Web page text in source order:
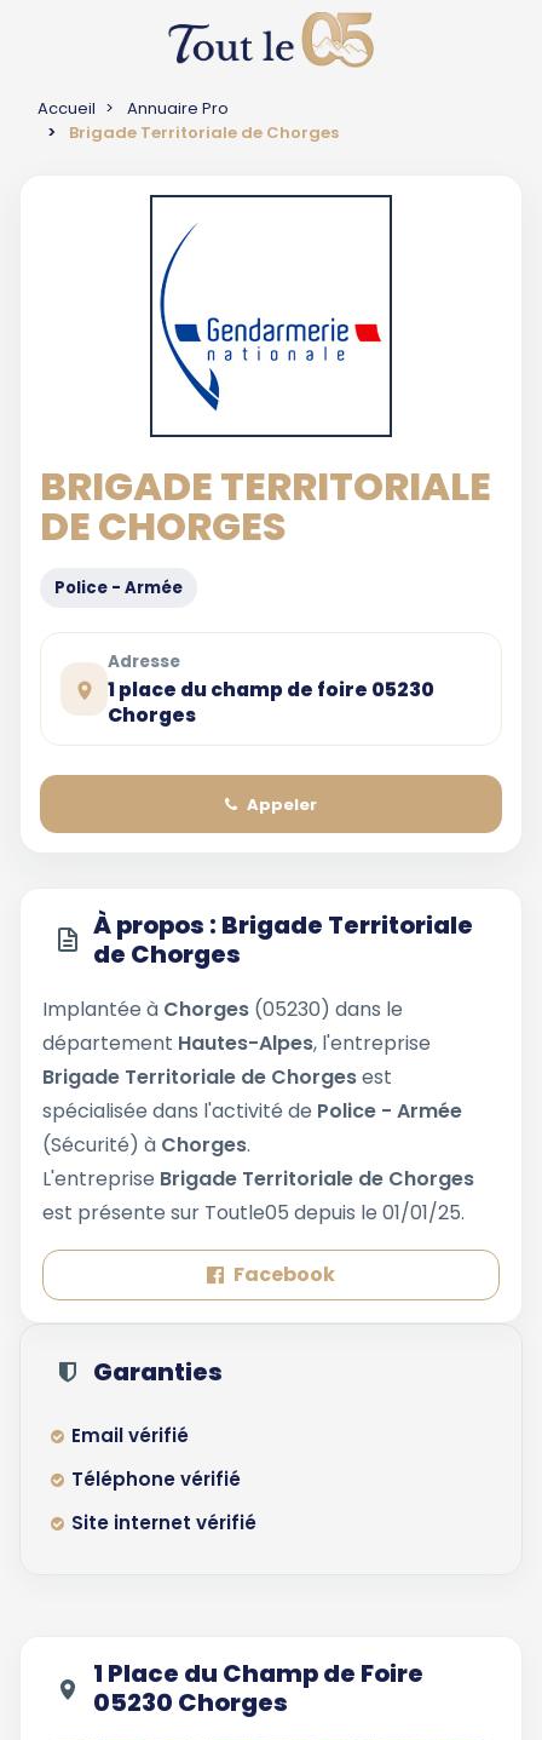
Accueil
Annuaire Pro
Brigade Territoriale de Chorges
BRIGADE TERRITORIALE
DE CHORGES
Police - Armée
Adresse
1 place du champ de foire 05230
Chorges
Appeler
À propos : Brigade Territoriale
de Chorges
Implantée à Chorges (05230) dans le
département Hautes-Alpes, l'entreprise
Brigade Territoriale de Chorgesest
spécialisée dans l'activité de Police - Armée
(Sécurité) à Chorges.
L'entreprise Brigade Territoriale de Chorges
est présente sur Toutle05 depuis le 01/01/25.
Facebook
Garanties
Email vérifié
Téléphone vérifié
Site internet vérifié
1 Place du Champ de Foire
05230 Chorges